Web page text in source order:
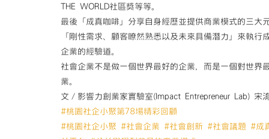
THE WORLD社區獎等等。
最後「成真咖啡」分享自身經歷並提供商業模式的三大
「剛性需求、顧客瞭然熟悉以及未來具備潛力」來執行
企業的經驗道。
社會企業不是做一個世界最好的企業，而是一個對世界
業。
文／影響力創業家實驗室(Impact Entrepreneur Lab) 宋
#桃園社企小聚第78場精彩回顧
#桃園社企小聚
#社會企業 #社會創新 #社會議題
#成